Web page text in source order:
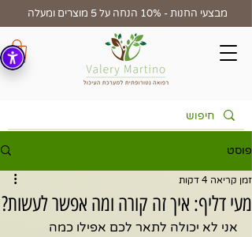
מבצעי החנות - 10% הנחה על 5 מוצרים ומעלה
פוסט
מעי דליף: איך זה קורה ומה אפשר לעשות?
זמן קריאה 4 דקות
אני לא יכולה לתאר לכם אפילו כמה